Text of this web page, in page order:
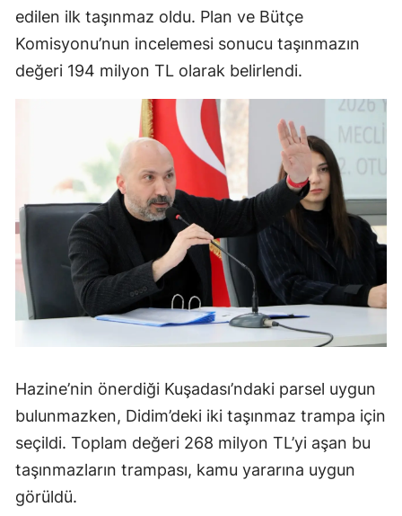
edilen ilk taşınmaz oldu. Plan ve Bütçe
Komisyonu’nun incelemesi sonucu taşınmazın
değeri 194 milyon TL olarak belirlendi.
Hazine’nin önerdiği Kuşadası’ndaki parsel uygun
bulunmazken, Didim’deki iki taşınmaz trampa için
seçildi. Toplam değeri 268 milyon TL’yi aşan bu
taşınmazların trampası, kamu yararına uygun
görüldü.